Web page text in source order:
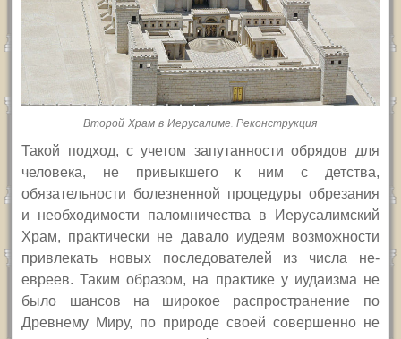
Второй Храм в Иерусалиме. Реконструкция
Такой подход, с учетом запутанности обрядов для
человека, не привыкшего к ним с детства,
обязательности болезненной процедуры обрезания
и необходимости паломничества в Иерусалимский
Храм, практически не давало иудеям возможности
привлекать новых последователей из числа не-
евреев. Таким образом, на практике у иудаизма не
было шансов на широкое распространение по
Древнему Миру, по природе своей совершенно не